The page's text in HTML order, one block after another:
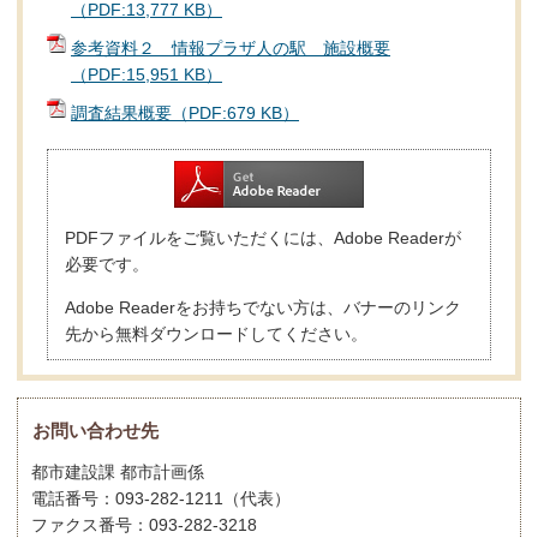
（PDF:13,777 KB）
参考資料２ 情報プラザ人の駅 施設概要
（PDF:15,951 KB）
調査結果概要（PDF:679 KB）
PDFファイルをご覧いただくには、Adobe Readerが
必要です。
Adobe Readerをお持ちでない方は、バナーのリンク
先から無料ダウンロードしてください。
お問い合わせ先
都市建設課 都市計画係
電話番号：093-282-1211（代表）
ファクス番号：093-282-3218